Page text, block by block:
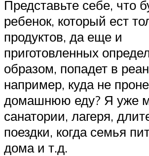
Представьте себе, что
ребенок, который ест
продуктов, да еще и
приготовленных
образом, попадет в
например, куда не
домашнюю еду? Я уже
санатории, лагеря,
поездки, когда семья
дома и т.д.